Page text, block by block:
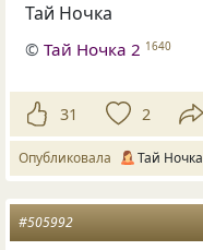
Тай Ночка
©Тай Ночка 2 1640
31 2
Опубликовала Тай Ночка
#505992